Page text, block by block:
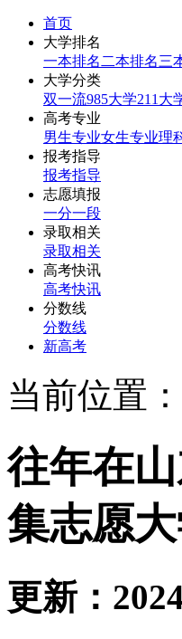
首页
大学排名
一本排名 二本排名三
大学分类
双一流985大学211大
高考专业
男生专业女生专业理
报考指导
报考指导
志愿填报
一分一段
录取相关
录取相关
高考快讯
高考快讯
分数线
分数线
新高考
当前位置：
往年在
集志愿
更新：